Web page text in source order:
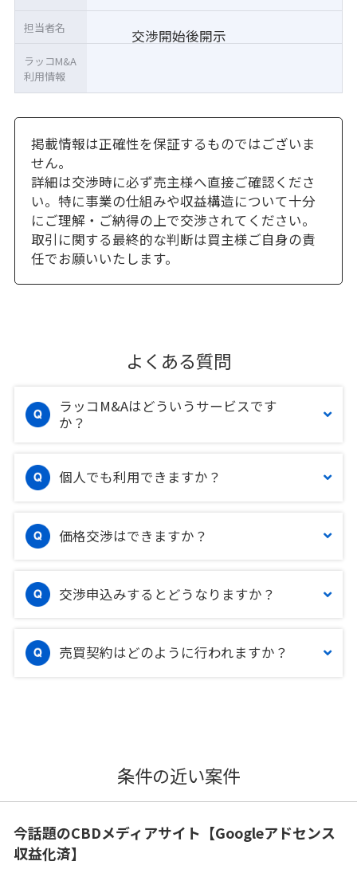
交渉開始後開示
担当者名
ラッコM&A
利用情報
掲載情報は正確性を保証するものではございま
せん。
詳細は交渉時に必ず売主様へ直接ご確認くださ
い。特に事業の仕組みや収益構造について十分
にご理解・ご納得の上で交渉されてください。
取引に関する最終的な判断は買主様ご自身の責
任でお願いいたします。
よくある質問
ラッコM&Aはどういうサービスです
か？
個人でも利用できますか？
価格交渉はできますか？
交渉申込みするとどうなりますか？
売買契約はどのように行われますか？
条件の近い案件
今話題のCBDメディアサイト【Googleアドセンス
収益化済】